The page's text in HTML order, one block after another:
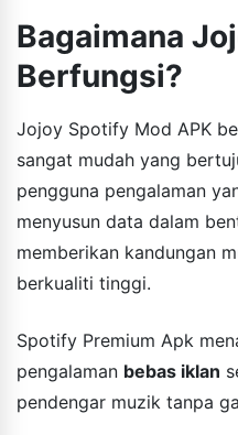
Bagaimana
Berfungsi?
Jojoy Spotify Mod APK
sangat mudah yang
pengguna pengalaman
menyusun data dalam
memberikan kandungan
berkualiti tinggi.
Spotify Premium Apk
pengalaman bebas iklan
pendengar muzik tanpa